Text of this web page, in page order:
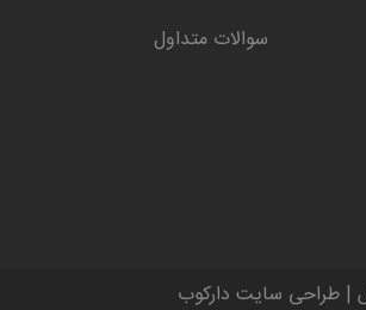
سوالات متداول